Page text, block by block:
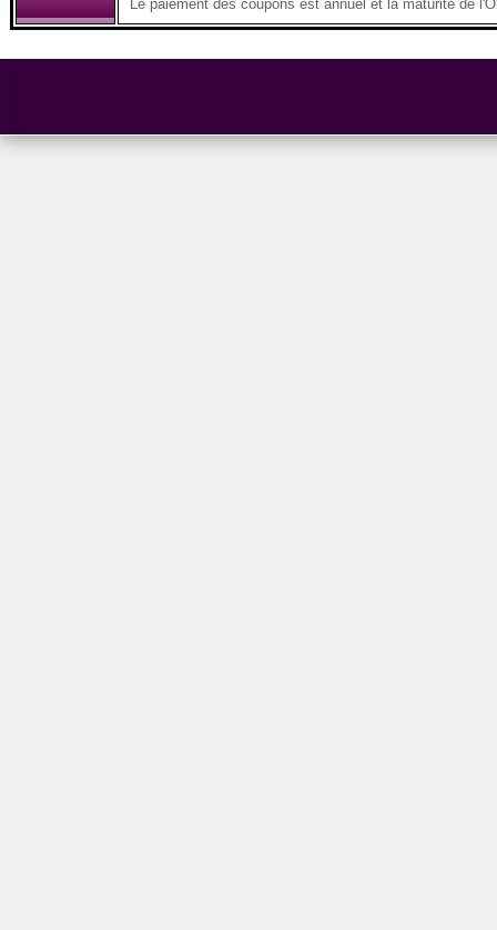
Le paiement des coupons est annuel et la maturité de